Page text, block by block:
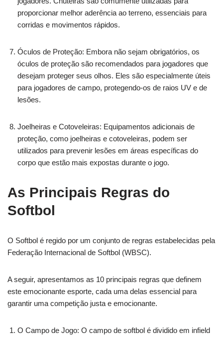
proporcionar melhor aderência ao terreno, essenciais para
corridas e movimentos rápidos.
Óculos de Proteção: Embora não sejam obrigatórios, os
óculos de proteção são recomendados para jogadores que
desejam proteger seus olhos. Eles são especialmente úteis
para jogadores de campo, protegendo-os de raios UV e de
lesões.
Joelheiras e Cotoveleiras: Equipamentos adicionais de
proteção, como joelheiras e cotoveleiras, podem ser
utilizados para prevenir lesões em áreas específicas do
corpo que estão mais expostas durante o jogo.
As Principais Regras do
Softbol
O Softbol é regido por um conjunto de regras estabelecidas pela
Federação Internacional de Softbol (WBSC).
A seguir, apresentamos as 10 principais regras que definem
este emocionante esporte, cada uma delas essencial para
garantir uma competição justa e emocionante.
O Campo de Jogo: O campo de softbol é dividido em infield